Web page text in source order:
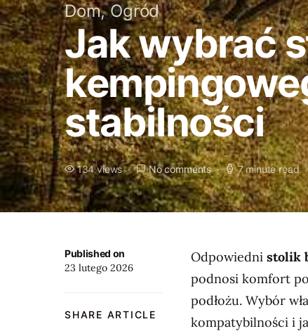
Dom, Ogród
Jak wybrać
stabilności
134 views No comments 7 minute read
Published on
23 lutego 2026
SHARE ARTICLE
Odpowiedni stolik
podnosi komfort
podłożu. Wybór
kompatybilności i